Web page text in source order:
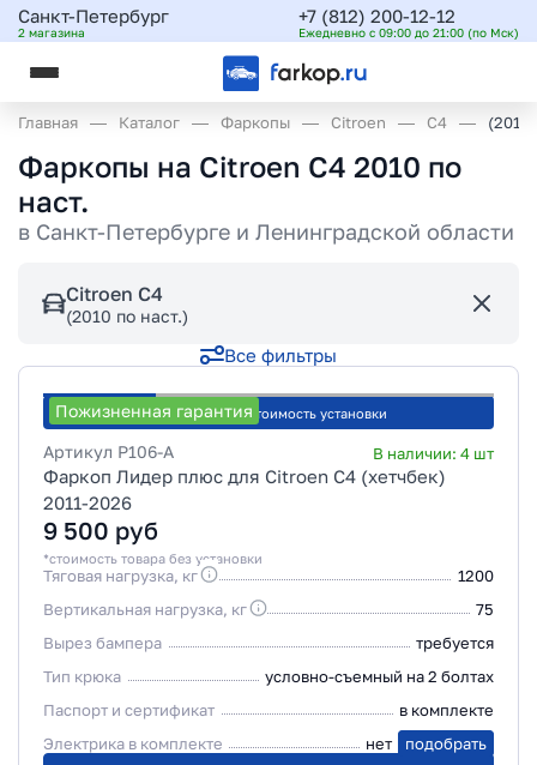
Санкт-Петербург
2 магазина
+7 (812) 200-12-12
Ежедневно с 09:00 до 21:00 (по Мск)
Главная Каталог Фаркопы Citroen C4
Фаркопы на Citroen C4 2010 по
наст.
в Санкт-Петербурге и Ленинградской области
Citroen C4
(2010 по наст.)
Все фильтры
Пожизненная гарантияРассчитать стоимость установки
Артикул P106-A В наличии: 4 шт
Фаркоп Лидер плюс для Citroen C4 (хетчбек)
2011-2026
9 500 руб
*стоимость товара без установки
Тяговая нагрузка, кг
1200
Вертикальная нагрузка, кг
75
Вырез бампера
требуется
Тип крюка
условно-съемный на 2 болтах
Паспорт и сертификат
в комплекте
Электрика в комплекте
нет подобрать